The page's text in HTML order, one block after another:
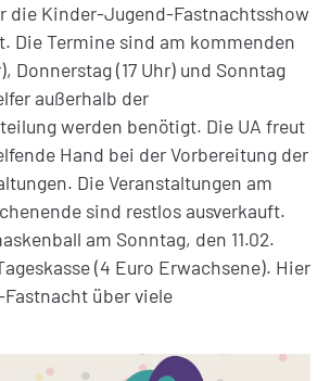
die Kinder-Jugend-Fastnachtsshow
Die Termine sind am kommenden
Donnerstag (17 Uhr) und Sonntag
außerhalb der
werden benötigt. Die UA freut
Hand bei der Vorbereitung der
Die Veranstaltungen am
sind restlos ausverkauft.
am Sonntag, den 11.02.
(4 Euro Erwachsene). Hier
über viele